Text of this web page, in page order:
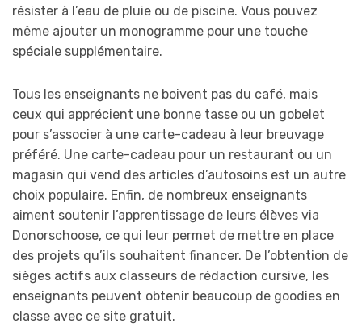
résister à l’eau de pluie ou de piscine. Vous pouvez
même ajouter un monogramme pour une touche
spéciale supplémentaire.
Tous les enseignants ne boivent pas du café, mais
ceux qui apprécient une bonne tasse ou un gobelet
pour s’associer à une carte-cadeau à leur breuvage
préféré. Une carte-cadeau pour un restaurant ou un
magasin qui vend des articles d’autosoins est un autre
choix populaire. Enfin, de nombreux enseignants
aiment soutenir l’apprentissage de leurs élèves via
Donorschoose, ce qui leur permet de mettre en place
des projets qu’ils souhaitent financer. De l’obtention de
sièges actifs aux classeurs de rédaction cursive, les
enseignants peuvent obtenir beaucoup de goodies en
classe avec ce site gratuit.